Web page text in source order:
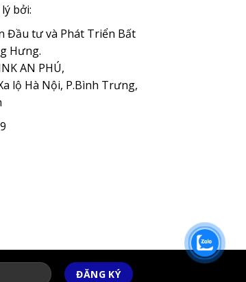
bởi:
Đầu tư và Phát Triển Bất
Hưng.
AN PHÚ,
lộ Hà Nội, P.Bình Trưng,